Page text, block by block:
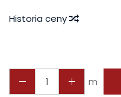
Historia ceny
m